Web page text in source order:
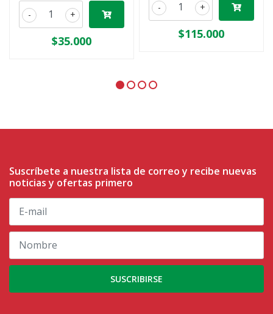
+
-
$35.000
+
-
$115.000
Suscríbete a nuestra lista de correo y recibe nuevas
noticias y ofertas primero
SUSCRIBIRSE